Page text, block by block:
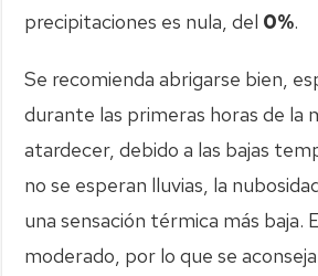
precipitaciones es nula, del 0%.
Se recomienda abrigarse bien,
durante las primeras horas de la
atardecer, debido a las bajas
no se esperan lluvias, la
una sensación térmica más baja.
moderado, por lo que se